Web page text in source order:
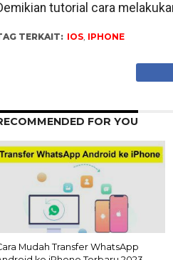
tutorial cara
TERKAIT: IOS, IPHONE
FOR YOU
Mudah Transfer WhatsApp